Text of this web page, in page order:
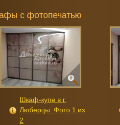
с фотопечатью
Шкаф-купе в г.
Люберцы. Фото 1 из
2